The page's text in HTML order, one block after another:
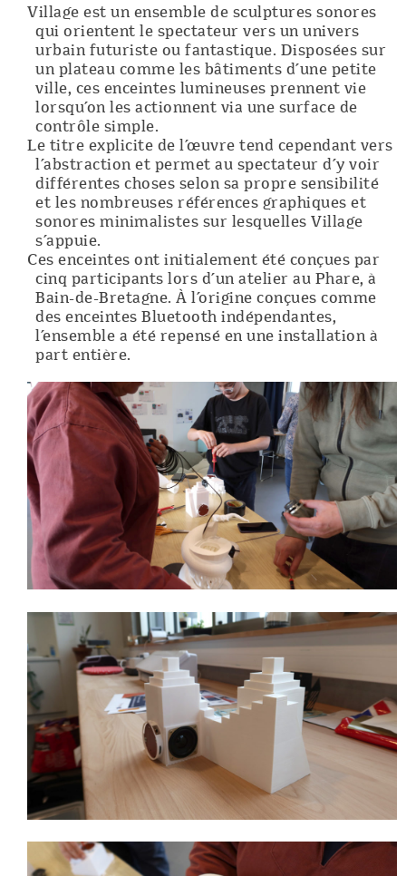
Village est un ensemble de sculptures sonores
qui orientent le spectateur vers un univers
urbain futuriste ou fantastique. Disposées sur
un plateau comme les bâtiments d’une petite
ville, ces enceintes lumineuses prennent vie
lorsqu’on les actionnent via une surface de
contrôle simple.
Le titre explicite de l’œuvre tend cependant vers
l’abstraction et permet au spectateur d’y voir
différentes choses selon sa propre sensibilité
et les nombreuses références graphiques et
sonores minimalistes sur lesquelles Village
s’appuie.
Ces enceintes ont initialement été conçues par
cinq participants lors d’un atelier au Phare, à
Bain-de-Bretagne. À l’origine conçues comme
des enceintes Bluetooth indépendantes,
l’ensemble a été repensé en une installation à
part entière.